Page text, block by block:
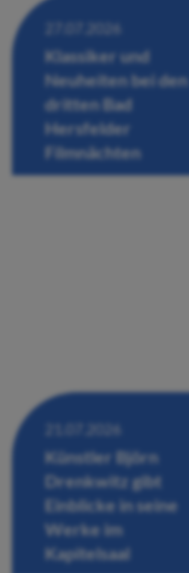
27.07.2026
Klassiker und
Neuheiten bei den
dritten Bad
Hersfelder
Filmnächten
21.07.2026
Künstler Björn
Drenkwitz gibt
Einblicke in seine
Werke im
Kapitelsaal